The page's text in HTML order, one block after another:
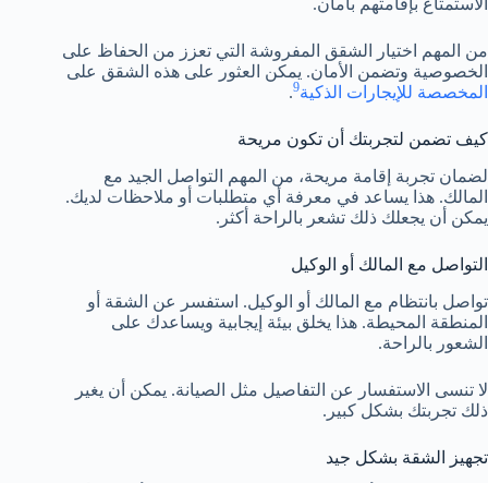
الاستمتاع بإقامتهم بأمان.
من المهم اختيار الشقق المفروشة التي تعزز من الحفاظ على
الخصوصية وتضمن الأمان. يمكن العثور على هذه الشقق على
المخصصة للإيجارات الذكية9
.
كيف تضمن لتجربتك أن تكون مريحة
لضمان تجربة إقامة مريحة، من المهم التواصل الجيد مع
المالك. هذا يساعد في معرفة أي متطلبات أو ملاحظات لديك.
يمكن أن يجعلك ذلك تشعر بالراحة أكثر.
التواصل مع المالك أو الوكيل
تواصل بانتظام مع المالك أو الوكيل. استفسر عن الشقة أو
المنطقة المحيطة. هذا يخلق بيئة إيجابية ويساعدك على
الشعور بالراحة.
لا تنسى الاستفسار عن التفاصيل مثل الصيانة. يمكن أن يغير
ذلك تجربتك بشكل كبير.
تجهيز الشقة بشكل جيد